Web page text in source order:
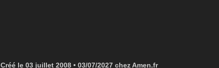
le 03 juillet 2008 • 03/07/2027 chez Amen.fr